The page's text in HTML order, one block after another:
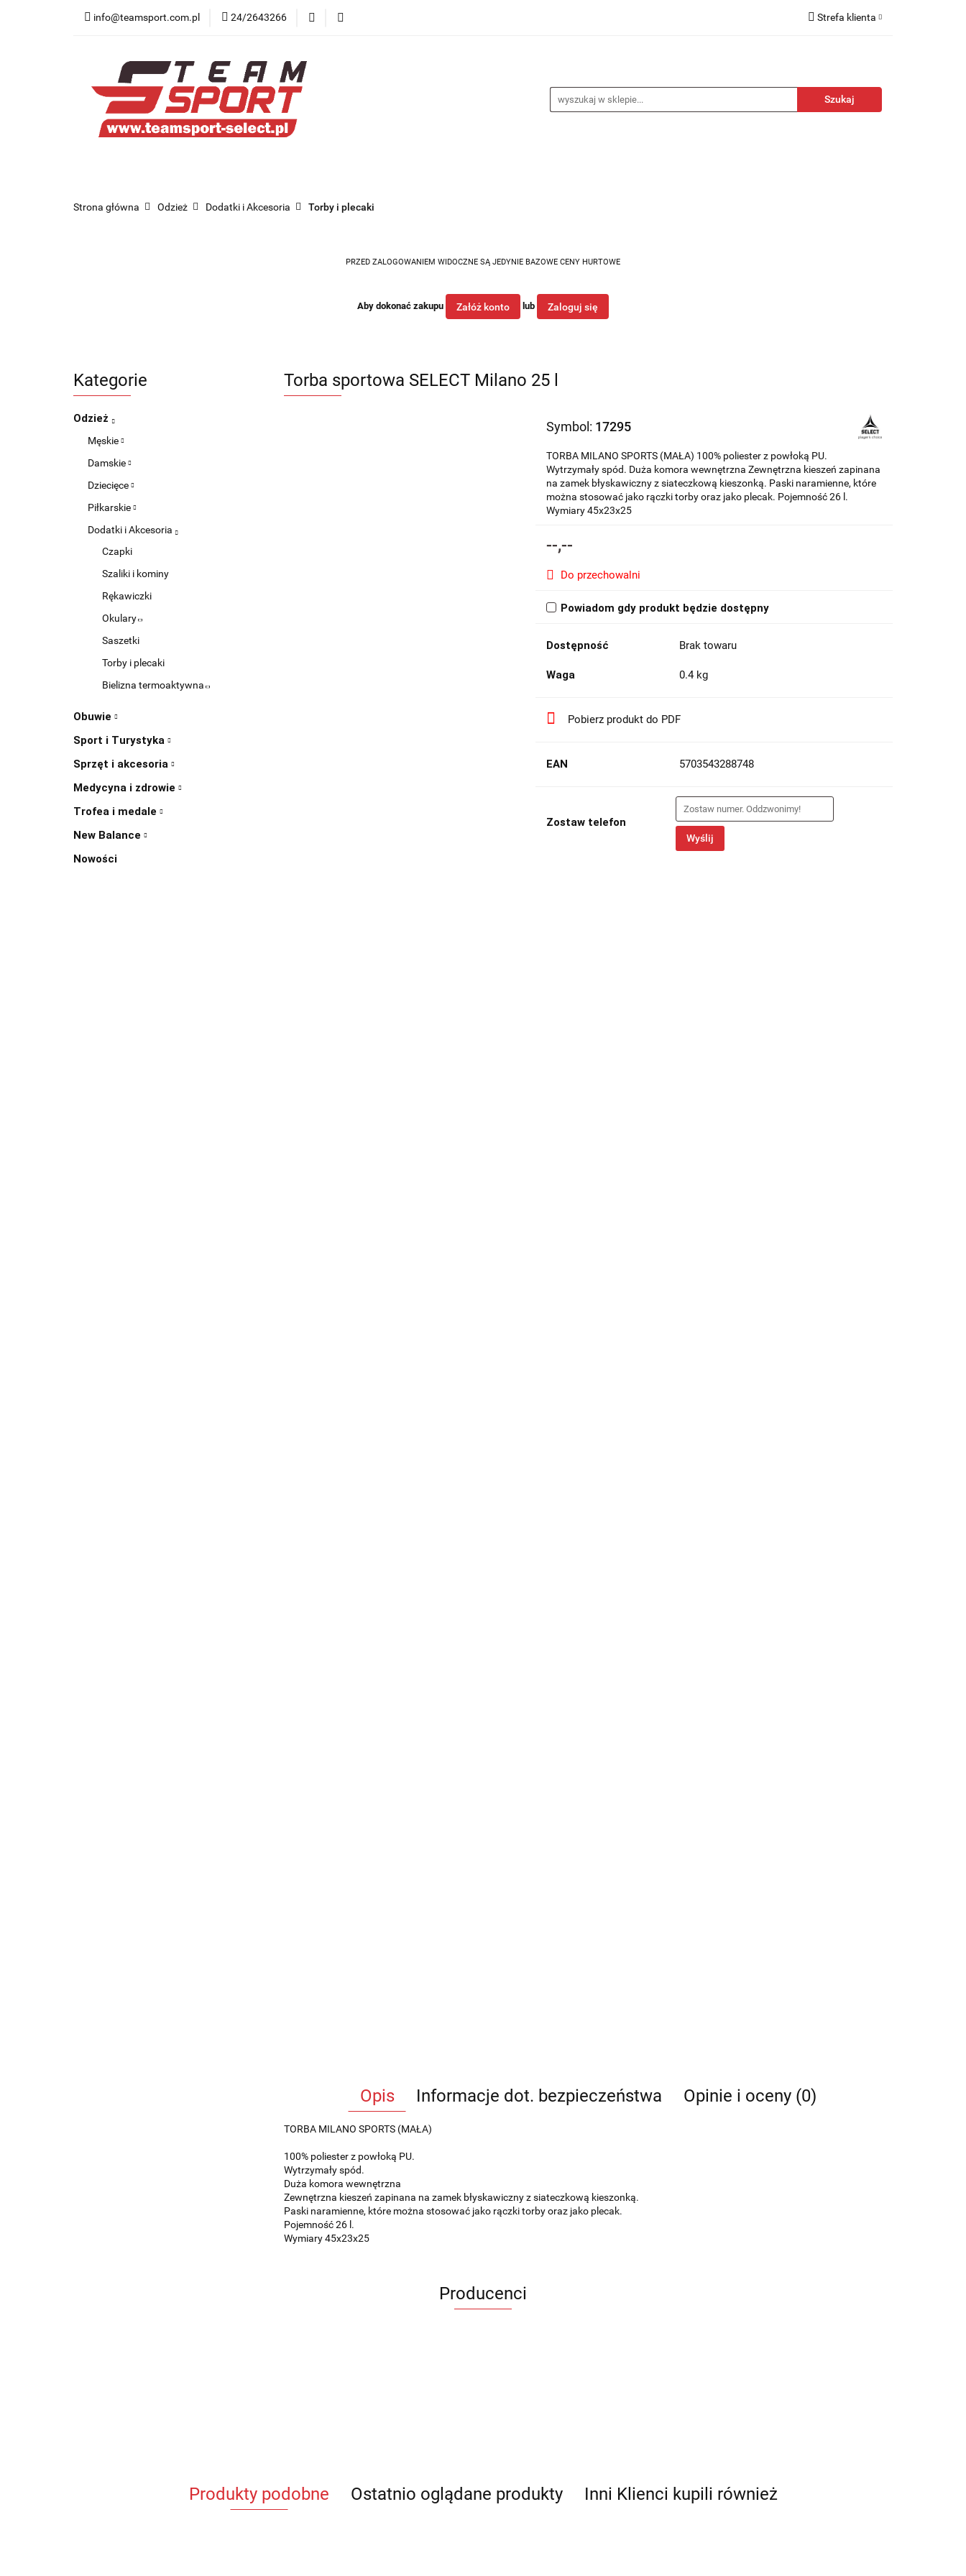
info@teamsport.com.pl 24/2643266 Strefa klienta
Dodaj zgłoszenie
Nowości New Balance
Medycyna sportowa
Strona główna Odzież Dodatki i Akcesoria Torby i plecaki
PRZED ZALOGOWANIEM WIDOCZNE SĄ JEDYNIE BAZOWE CENY HURTOWE
Aby dokonać zakupu Załóż konto lub Zaloguj się
Kategorie
Odzież
Męskie
Damskie
Dziecięce
Piłkarskie
Dodatki i Akcesoria
Czapki
Szaliki i kominy
Rękawiczki
Okulary
Saszetki
Torby i plecaki
Bielizna termoaktywna
Obuwie
Sport i Turystyka
Sprzęt i akcesoria
Medycyna i zdrowie
Trofea i medale
New Balance
Nowości
Torba sportowa SELECT Milano 25 l
Symbol: 17295
TORBA MILANO SPORTS (MAŁA) 100% poliester z powłoką PU.
Wytrzymały spód. Duża komora wewnętrzna Zewnętrzna kieszeń zapinana
na zamek błyskawiczny z siateczkową kieszonką. Paski naramienne, które
można stosować jako rączki torby oraz jako plecak. Pojemność 26 l.
Wymiary 45x23x25
--,--
Do przechowalni
Powiadom gdy produkt będzie dostępny
Dostępność Brak towaru
Waga 0.4 kg
Pobierz produkt do PDF
EAN 5703543288748
Zostaw telefon
Wyślij
Opis Informacje dot. bezpieczeństwa Opinie i oceny (0)
TORBA MILANO SPORTS (MAŁA)
100% poliester z powłoką PU.
Wytrzymały spód.
Duża komora wewnętrzna
Zewnętrzna kieszeń zapinana na zamek błyskawiczny z siateczkową kieszonką.
Paski naramienne, które można stosować jako rączki torby oraz jako plecak.
Pojemność 26 l.
Wymiary 45x23x25
Producenci
Produkty podobne Ostatnio oglądane produkty Inni Klienci kupili również